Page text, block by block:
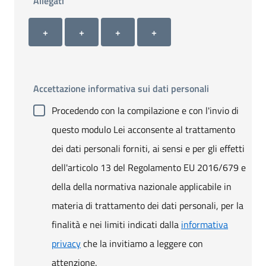
Allegato 1
+
Allegato 2
+
Allegato 3
+
Allegato 4
+
Accettazione informativa sui dati personali
Procedendo con la compilazione e con l'invio di
questo modulo Lei acconsente al trattamento
dei dati personali forniti, ai sensi e per gli effetti
dell'articolo 13 del Regolamento EU 2016/679 e
della della normativa nazionale applicabile in
materia di trattamento dei dati personali, per la
finalità e nei limiti indicati dalla informativa
privacyche la invitiamo a leggere con
attenzione.